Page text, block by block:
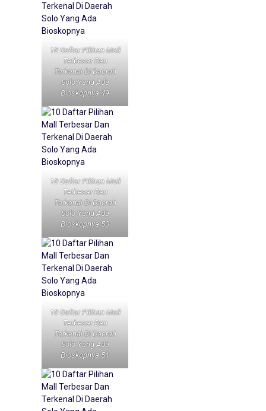
10 Daftar Pilihan Mall
Terbesar Dan
Terkenal Di Daerah
Solo Yang Ada
Bioskopnya 49
10 Daftar Pilihan Mall
Terbesar Dan
Terkenal Di Daerah
Solo Yang Ada
Bioskopnya 50
10 Daftar Pilihan Mall
Terbesar Dan
Terkenal Di Daerah
Solo Yang Ada
Bioskopnya 51